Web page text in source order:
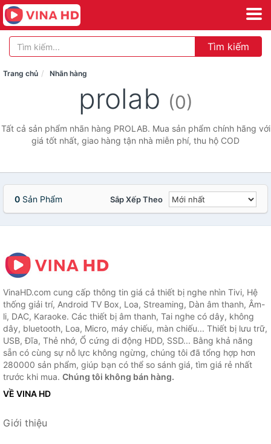
Tìm kiếm
Trang chủ Nhãn hàng
prolab (0)
Tất cả sản phẩm nhãn hàng PROLAB. Mua sản phẩm chính hãng với
giá tốt nhất, giao hàng tận nhà miễn phí, thu hộ COD
0 Sản Phẩm Sắp Xếp Theo
VinaHD.com cung cấp thông tin giá cả thiết bị nghe nhìn Tivi, Hệ
thống giải trí, Android TV Box, Loa, Streaming, Dàn âm thanh, Âm-
li, DAC, Karaoke. Các thiết bị âm thanh, Tai nghe có dây, không
dây, bluetooth, Loa, Micro, máy chiếu, màn chiếu... Thiết bị lưu trữ,
USB, Đĩa, Thẻ nhớ, Ổ cứng di động HDD, SSD... Bằng khả năng
sẵn có cùng sự nỗ lực không ngừng, chúng tôi đã tổng hợp hơn
280000 sản phẩm, giúp bạn có thể so sánh giá, tìm giá rẻ nhất
trước khi mua. Chúng tôi không bán hàng.
VỀ VINA HD
Giới thiệu